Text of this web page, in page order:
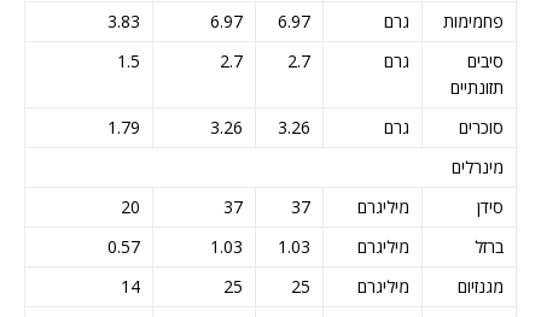
פחמימות
גרם 6.97
6.97
3.83
סיבים
תזונתיים
גרם 2.7
2.7
1.5
סוכרים גרם 3.26
3.26
1.79
מינרלים
סידן
מיליגרם 37
37
20
ברזל
מיליגרם 1.03
1.03
0.57
מגנזיום
מיליגרם 25
25
14